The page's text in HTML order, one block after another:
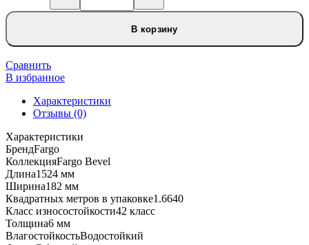
товара
ламинат
Fargo
Bevel
2123-
40
Кастилия
В корзину
Сравнить
В избранное
Характеристики
Отзывы (0)
Характеристики
БрендFargo
КоллекцияFargo Bevel
Длина1524 мм
Ширина182 мм
Квадратных метров в упаковке1.6640
Класс износостойкости42 класс
Толщина6 мм
ВлагостойкостьВодостойкий